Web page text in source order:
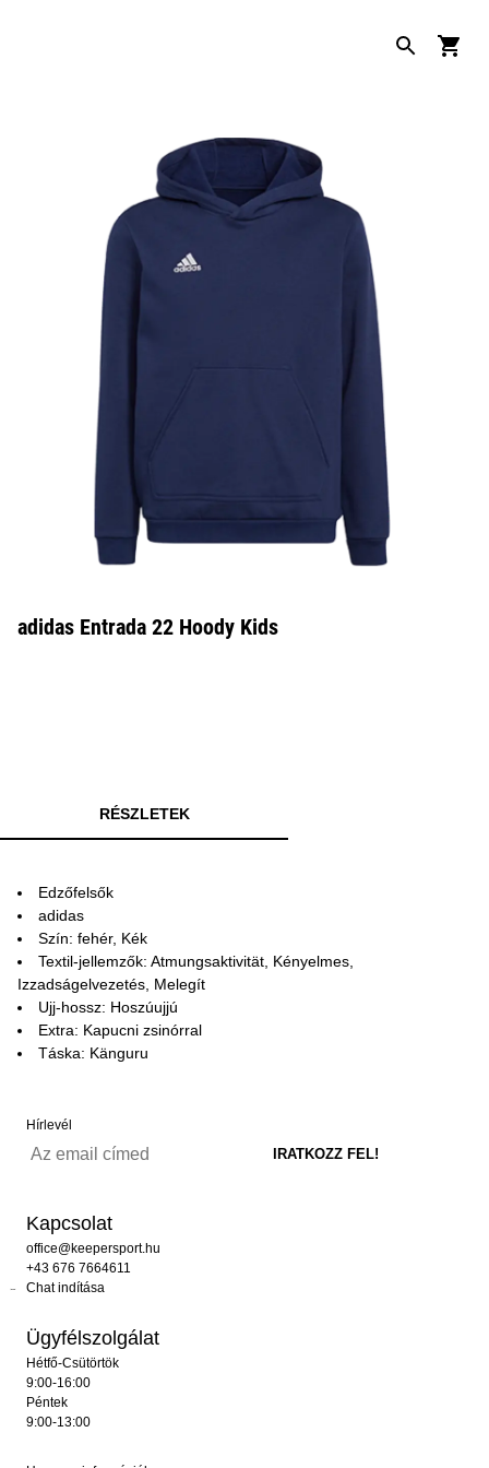
adidas Entrada 22 Hoody Kids
RÉSZLETEK
Edzőfelsők
adidas
Szín: fehér, Kék
Textil-jellemzők: Atmungsaktivität, Kényelmes,
Izzadságelvezetés, Melegít
Ujj-hossz: Hoszúujjú
Extra: Kapucni zsinórral
Táska: Känguru
Hírlevél
Kapcsolat
office@keepersport.hu
+43 676 7664611
Chat indítása
Ügyfélszolgálat
Hétfő-Csütörtök
9:00-16:00
Péntek
9:00-13:00